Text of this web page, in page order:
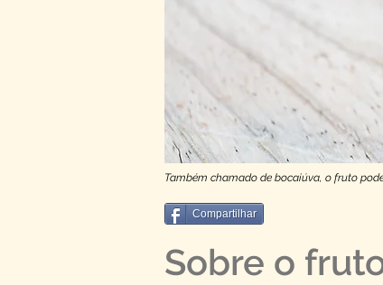
Também chamado de bocaiúva, o fruto
Compartilhar
Sobre o